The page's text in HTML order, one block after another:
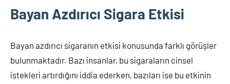
Bayan Azdırıcı Sigara Etkisi
Bayan azdırıcı sigaranın etkisi konusunda farklı görüşler
bulunmaktadır. Bazı insanlar, bu sigaraların cinsel
istekleri artırdığını iddia ederken, bazıları ise bu etkinin